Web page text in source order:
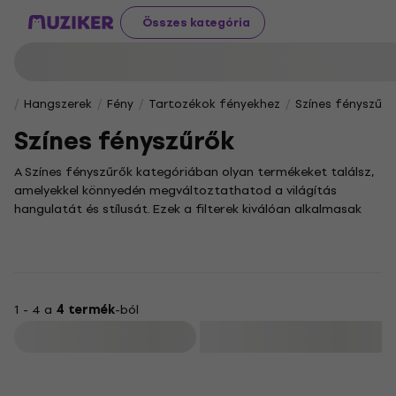
Összes kategória
Hangszerek Fény Tartozékok fényekhez Színes
Színes fényszűrők
A Színes fényszűrők kategóriában olyan termékeket találsz,
amelyekkel könnyedén megváltoztathatod a világítás
hangulatát és stílusát. Ezek a filterek kiválóan alkalmasak
színét és intenzitását. A különféle színek és anyagok lehetővé
1 - 4 a 4 termék-ból